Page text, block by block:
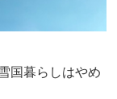
国暮らしはやめ